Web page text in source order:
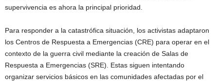
supervivencia es ahora la principal prioridad.
Para responder a la catastrófica situación, los activistas adaptaron
los Centros de Respuesta a Emergencias (CRE) para operar en el
contexto de la guerra civil mediante la creación de Salas de
Respuesta a Emergencias (SRE). Estas siguen intentando
organizar servicios básicos en las comunidades afectadas por el